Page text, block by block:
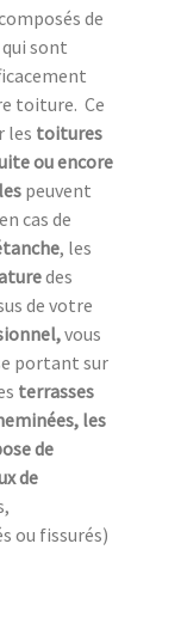
de
sont
toiture. Ce
les toitures
ou encore
peuvent
en cas de
, les
des
de votre
vous
portant sur
terrasses
les
de
de
ou fissurés)